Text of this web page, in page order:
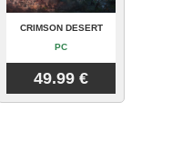
CRIMSON DESERT
PC
49.99 €